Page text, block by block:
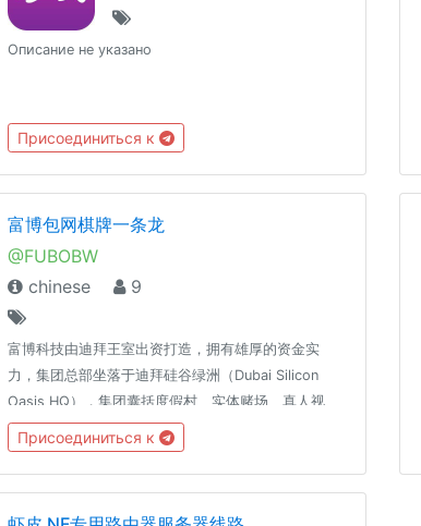
Описание не указано
Присоединиться к
富博包网棋牌一条龙
@FUBOBW
chinese
9
富博科技由迪拜王室出资打造，拥有雄厚的资金实
力，集团总部坐落于迪拜硅谷绿洲（Dubai Silicon
Oasis HQ），集团囊括度假村、实体赌场、真人视
讯、电子游艺、体育彩票、热门棋牌等业务，在菲律
宾和柬埔寨均设有VIP贵宾厅，获得由世界博彩协会
(World Lottery Association)颁发的最高级别认证，
Присоединиться к